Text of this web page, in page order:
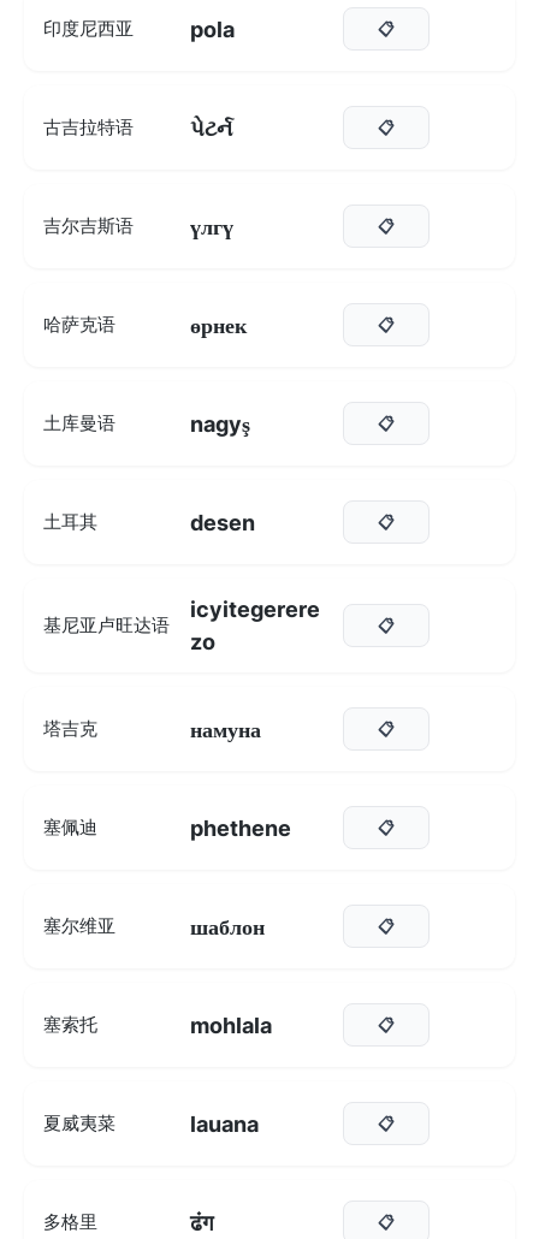
印度尼西亚 pola 📋
古吉拉特语 પેટર્ન 📋
吉尔吉斯语 үлгү 📋
哈萨克语 өрнек 📋
土库曼语 nagyş 📋
土耳其 desen 📋
基尼亚卢旺达语
icyitegerere
zo
📋
塔吉克 намуна 📋
塞佩迪 phethene 📋
塞尔维亚 шаблон 📋
塞索托 mohlala 📋
夏威夷菜 lauana 📋
多格里 ढंग 📋